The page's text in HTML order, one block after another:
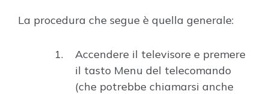
La procedura che segue è quella generale:
Accendere il televisore e premere
il tasto Menu del telecomando
(che potrebbe chiamarsi anche